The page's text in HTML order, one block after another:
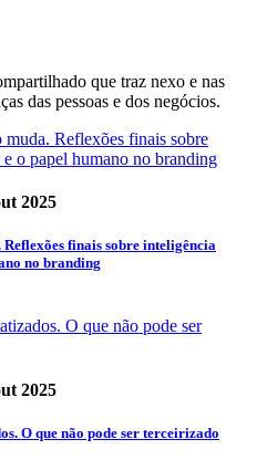
que traz nexo e nas
das pessoas e dos negócios.
2025
finais sobre inteligência
no branding
2025
O que não pode ser terceirizado